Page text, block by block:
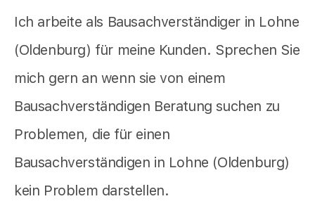
Ich arbeite als Bausachverständiger in Lohne
(Oldenburg) für meine Kunden. Sprechen Sie
mich gern an wenn sie von einem
Bausachverständigen Beratung suchen zu
Problemen, die für einen
Bausachverständigen in Lohne (Oldenburg)
kein Problem darstellen.